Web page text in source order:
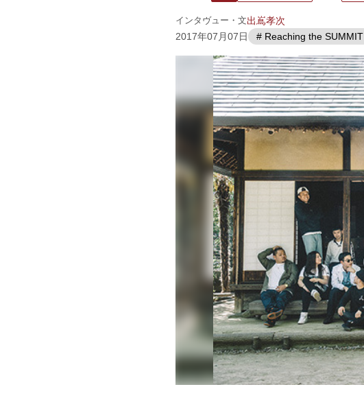
インタヴュー・文出嶌孝次
2017年07月07日
# Reaching the SUMMIT